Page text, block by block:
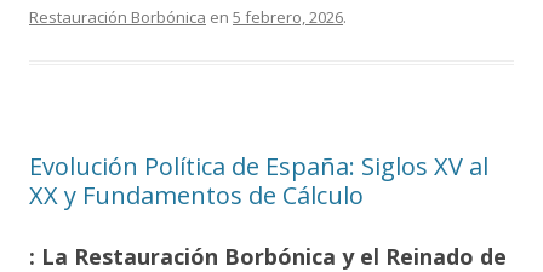
Restauración Borbónica en 5 febrero, 2026.
Evolución Política de España: Siglos XV al
XX y Fundamentos de Cálculo
: La Restauración Borbónica y el Reinado de